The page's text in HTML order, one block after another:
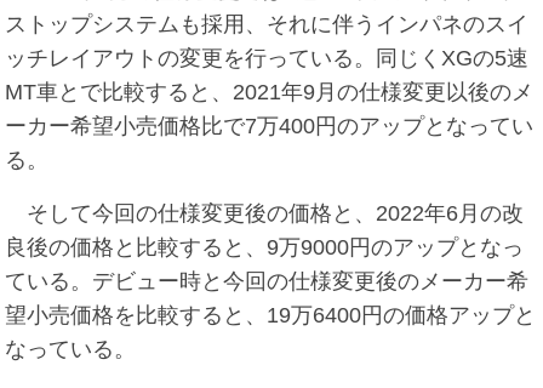
ストップシステムも採用、それに伴うインパネのスイ
ッチレイアウトの変更を行っている。同じくXGの5速
MT車とで比較すると、2021年9月の仕様変更以後のメ
ーカー希望小売価格比で7万400円のアップとなってい
る。
そして今回の仕様変更後の価格と、2022年6月の改
良後の価格と比較すると、9万9000円のアップとなっ
ている。デビュー時と今回の仕様変更後のメーカー希
望小売価格を比較すると、19万6400円の価格アップと
なっている。